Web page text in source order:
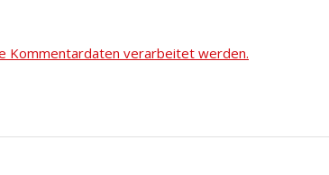
Kommentardaten verarbeitet werden.